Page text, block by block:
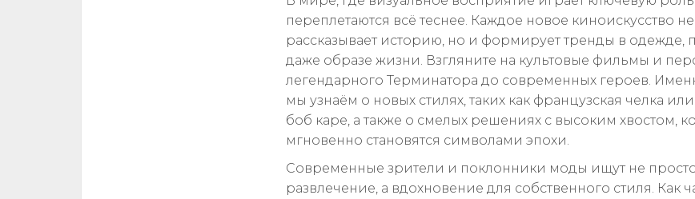
переплетаются всё теснее. Каждое новое киноискусство
рассказывает историю, но и формирует тренды в одежде,
даже образе жизни. Взгляните на культовые фильмы и
легендарного Терминатора до современных героев.
мы узнаём о новых стилях, таких как французская челка
боб каре, а также о смелых решениях с высоким хвостом,
мгновенно становятся символами эпохи.
Современные зрители и поклонники моды ищут не
развлечение, а вдохновение для собственного стиля. Как